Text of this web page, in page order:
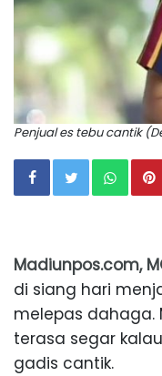
Penjual es tebu cantik
Madiunpos.com,
di siang hari
melepas dahaga.
terasa segar
gadis cantik.